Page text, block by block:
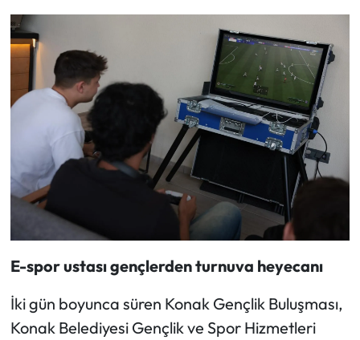
E-spor ustası gençlerden turnuva heyecanı
İki gün boyunca süren Konak Gençlik Buluşması,
Konak Belediyesi Gençlik ve Spor Hizmetleri